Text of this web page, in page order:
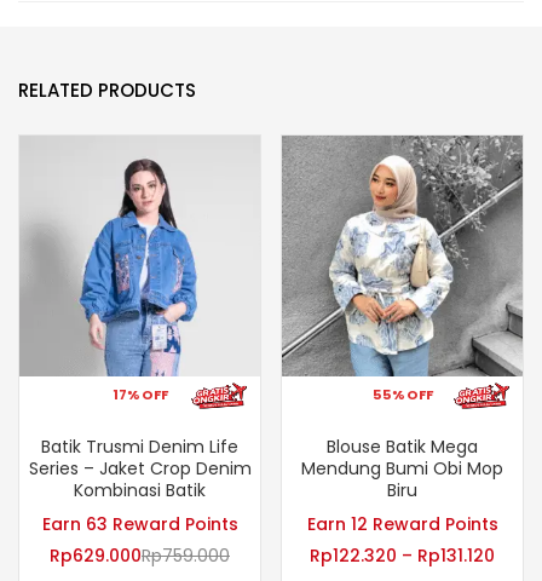
RELATED PRODUCTS
17% OFF
Batik Trusmi Denim Life
Series – Jaket Crop Denim
Kombinasi Batik
Earn 63 Reward Points
Rp629.000Rp759.000
55% OFF
Blouse Batik Mega
Mendung Bumi Obi Mop
Biru
Earn 12 Reward Points
Rp122.320 – Rp131.120